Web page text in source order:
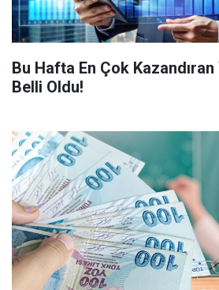
Bu Hafta En Çok Kazandıran
Belli Oldu!